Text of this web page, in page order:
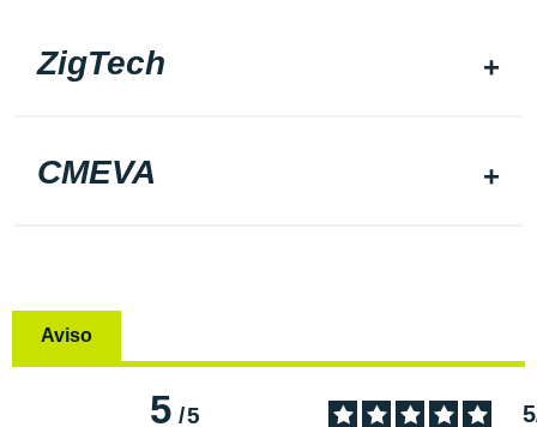
ZigTech
CMEVA
Aviso
5/5 5